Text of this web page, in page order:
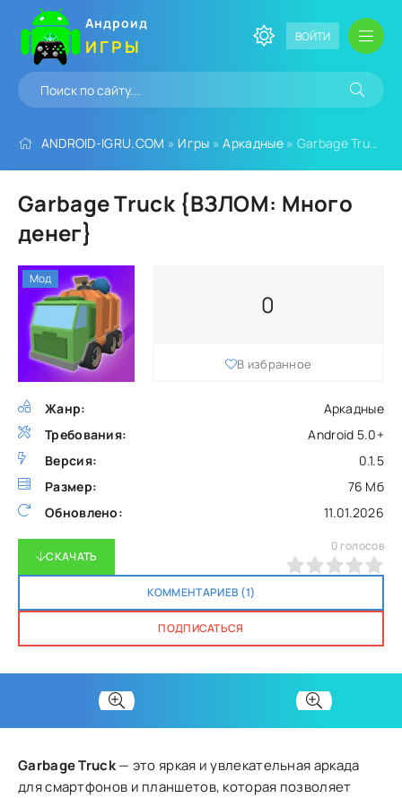
Андроид
ИГРЫ ВОЙТИ
ANDROID-IGRU.COM » Игры »Аркадные» Garbage Truck {ВЗЛОМ: Много денег}
Garbage Truck {ВЗЛОМ: Много
денег}
Жанр:
Аркадные
Требования:
Android 5.0+
Версия:
0.1.5
Размер:
76 Мб
Обновлено:
11.01.2026
0
В избранное
СКАЧАТЬ
КОММЕНТАРИЕВ (1)
ПОДПИСАТЬСЯ
0 голосов
Мод
Garbage Truck— это яркая и увлекательная аркада
для смартфонов и планшетов, которая позволяет